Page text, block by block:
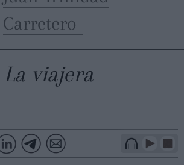
Carretero
La viajera